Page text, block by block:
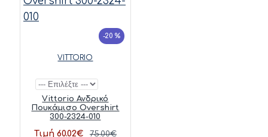
-20 %
VITTORIO
Vittorio Ανδρικό
Πουκάμισο Overshirt
300-2324-010
Τιμή 60.02€ 75.00€